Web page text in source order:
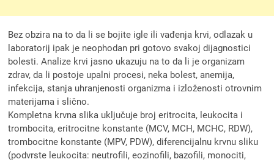
Bez obzira na to da li se bojite igle ili vađenja krvi, odlazak u
laboratorij ipak je neophodan pri gotovo svakoj dijagnostici
bolesti. Analize krvi jasno ukazuju na to da li je organizam
zdrav, da li postoje upalni procesi, neka bolest, anemija,
infekcija, stanja uhranjenosti organizma i izloženosti otrovnim
materijama i slično.
Kompletna krvna slika uključuje broj eritrocita, leukocita i
trombocita, eritrocitne konstante (MCV, MCH, MCHC, RDW),
trombocitne konstante (MPV, PDW), diferencijalnu krvnu sliku
(podvrste leukocita: neutrofili, eozinofili, bazofili, monociti,